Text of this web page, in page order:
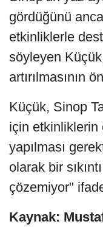
gördüğünü
etkinliklerle
söyleyen
artırılmasının
Küçük, Sinop
için etkinliklerin
yapılması
olarak bir
çözemiyor"
Kaynak: